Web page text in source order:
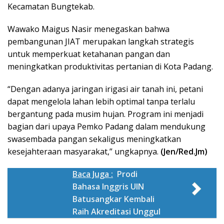
Kecamatan Bungtekab.
Wawako Maigus Nasir menegaskan bahwa
pembangunan JIAT merupakan langkah strategis
untuk memperkuat ketahanan pangan dan
meningkatkan produktivitas pertanian di Kota Padang.
“Dengan adanya jaringan irigasi air tanah ini, petani
dapat mengelola lahan lebih optimal tanpa terlalu
bergantung pada musim hujan. Program ini menjadi
bagian dari upaya Pemko Padang dalam mendukung
swasembada pangan sekaligus meningkatkan
kesejahteraan masyarakat,” ungkapnya. (Jen/Red.Jm)
Baca Juga : Prodi
Bahasa Inggris UIN
Batusangkar Kembali
Raih Akreditasi Unggul